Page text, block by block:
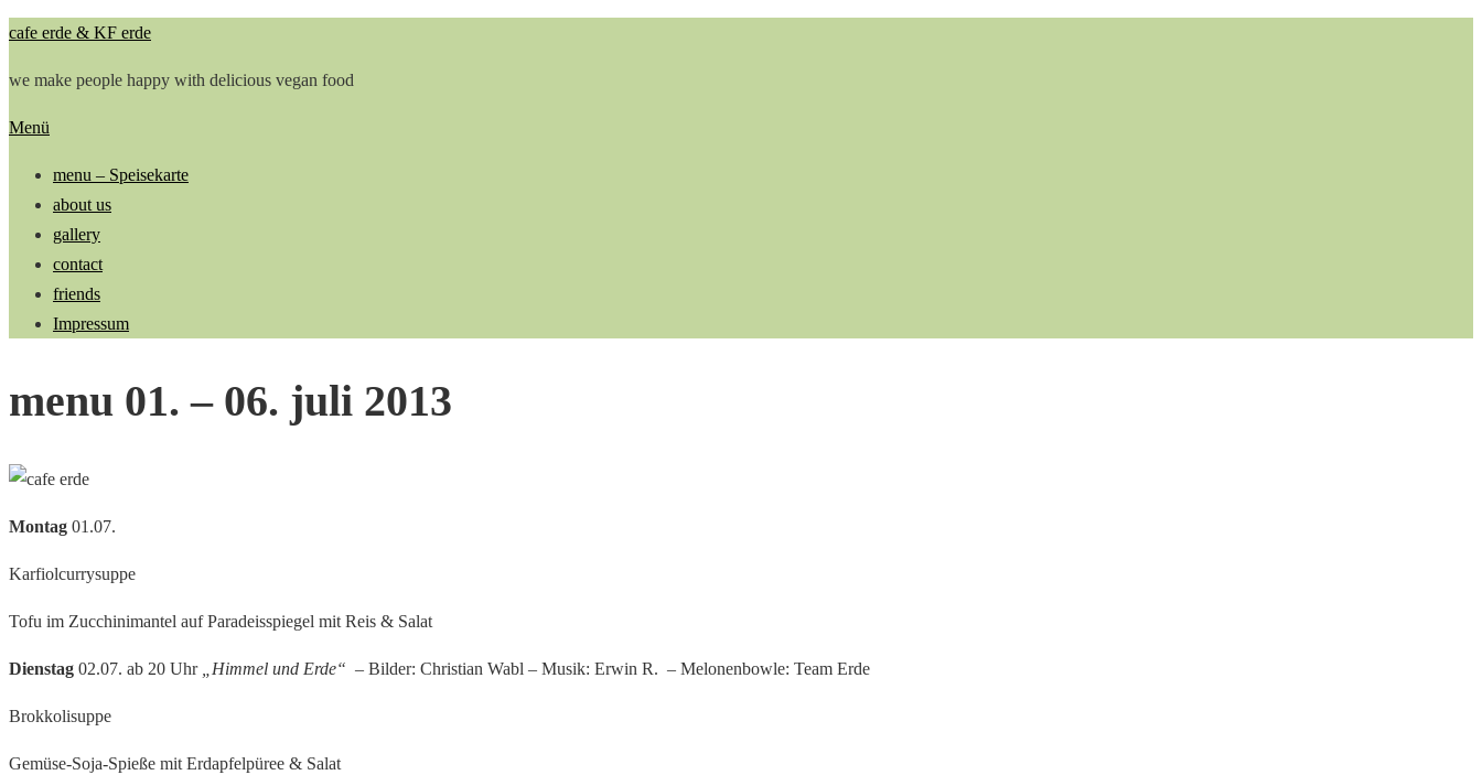
Zum
springen
cafe erde & KF erde
we make people happy with delicious vegan food
Menü
menu – Speisekarte
about us
gallery
contact
friends
Impressum
menu 01. – 06. juli 2013
Montag 01.07.
Karfiolcurrysuppe
Tofu im Zucchinimantel auf Paradeisspiegel mit Reis & Salat
Dienstag 02.07. ab 20 Uhr „Himmel und Erde“ – Bilder: Christian Wabl – Musik: Erwin R. – Melonenbowle: Team Erde
Brokkolisuppe
Gemüse-Soja-Spieße mit Erdapfelpüree & Salat